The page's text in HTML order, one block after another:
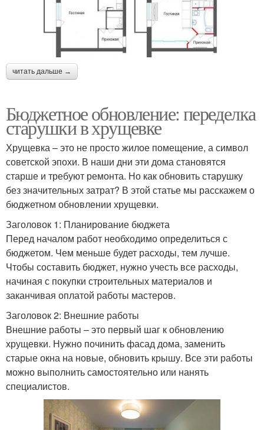
читать дальше →
Бюджетное обновление: переделка
старушки в хрущевке
Хрущевка – это не просто жилое помещение, а символ
советской эпохи. В наши дни эти дома становятся
старше и требуют ремонта. Но как обновить старушку
без значительных затрат? В этой статье мы расскажем о
бюджетном обновлении хрущевки.
Заголовок 1: Планирование бюджета
Перед началом работ необходимо определиться с
бюджетом. Чем меньше будет расходы, тем лучше.
Чтобы составить бюджет, нужно учесть все расходы,
начиная с покупки строительных материалов и
заканчивая оплатой работы мастеров.
Заголовок 2: Внешние работы
Внешние работы – это первый шаг к обновлению
хрущевки. Нужно починить фасад дома, заменить
старые окна на новые, обновить крышу. Все эти работы
можно выполнить самостоятельно или нанять
специалистов.